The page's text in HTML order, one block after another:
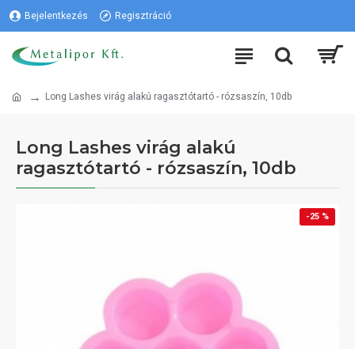
Bejelentkezés Regisztráció
Long Lashes virág alakú ragasztótartó - rózsaszín, 10db
Long Lashes virág alakú
ragasztótartó - rózsaszín, 10db
-25 %